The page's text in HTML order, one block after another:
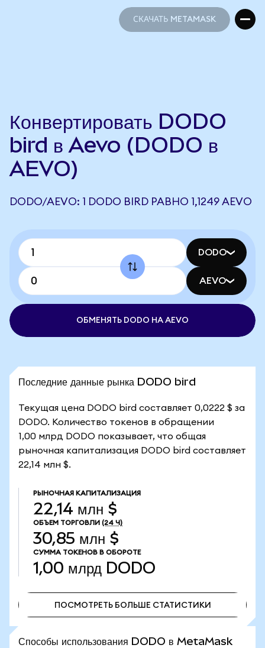
СКАЧАТЬ METAMASK
Конвертировать DODO
bird в Aevo (DODO в
AEVO)
DODO/AEVO: 1 DODO BIRD РАВНО 1,1249 AEVO
DODO
AEVO
ОБМЕНЯТЬ DODO НА AEVO
Последние данные рынка DODO bird
Текущая цена DODO bird составляет 0,0222 $ за
DODO. Количество токенов в обращении
1,00 млрд DODO показывает, что общая
рыночная капитализация DODO bird составляет
22,14 млн $.
РЫНОЧНАЯ КАПИТАЛИЗАЦИЯ
22,14 млн $
ОБЪЕМ ТОРГОВЛИ (24 Ч)
30,85 млн $
СУММА ТОКЕНОВ В ОБОРОТЕ
1,00 млрд DODO
ПОСМОТРЕТЬ БОЛЬШЕ СТАТИСТИКИ
Способы использования DODO в MetaMask